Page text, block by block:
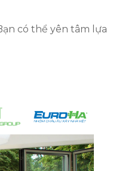
có thể yên tâm lựa